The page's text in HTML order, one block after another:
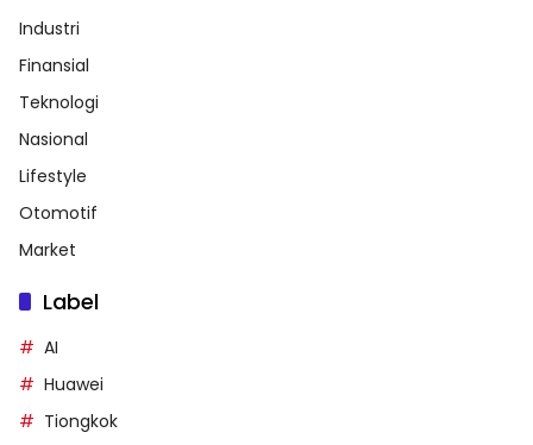
Industri
Finansial
Teknologi
Nasional
Lifestyle
Otomotif
Market
Label
AI
Huawei
Tiongkok